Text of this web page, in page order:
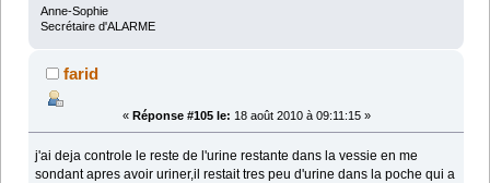
Anne-Sophie
Secrétaire d'ALARME
farid
« Réponse #105 le: 18 août 2010 à 09:11:15 »
j'ai deja controle le reste de l'urine restante dans la vessie en me
sondant apres avoir uriner,il restait tres peu d'urine dans la poche qui a